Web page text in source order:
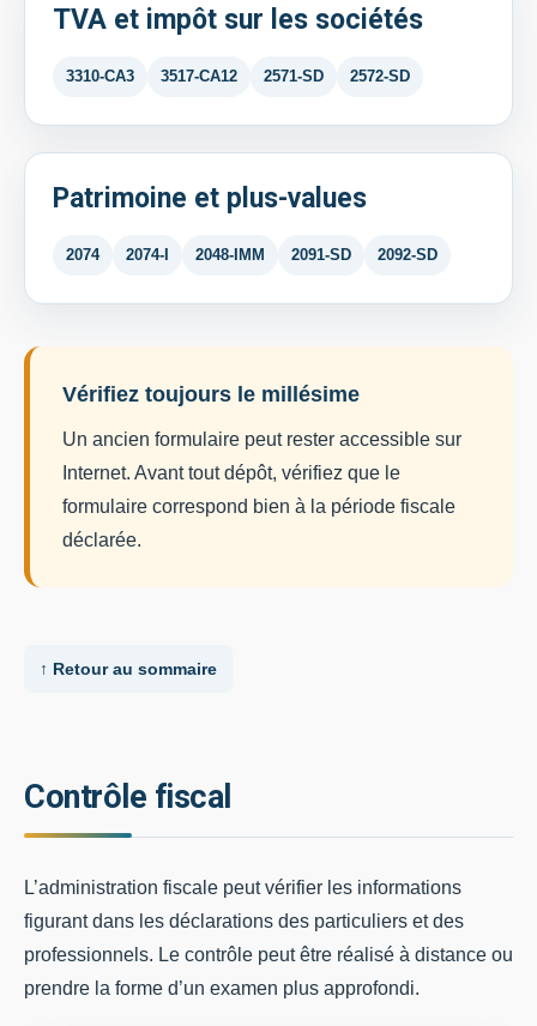
TVA et impôt sur les sociétés
3310-CA3 3517-CA12 2571-SD 2572-SD
Patrimoine et plus-values
2074 2074-I 2048-IMM 2091-SD 2092-SD
Vérifiez toujours le millésime
Un ancien formulaire peut rester accessible sur
Internet. Avant tout dépôt, vérifiez que le
formulaire correspond bien à la période fiscale
déclarée.
↑ Retour au sommaire
Contrôle fiscal
L’administration fiscale peut vérifier les informations
figurant dans les déclarations des particuliers et des
professionnels. Le contrôle peut être réalisé à distance ou
prendre la forme d’un examen plus approfondi.